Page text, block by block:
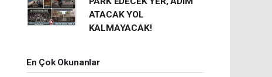
ATACAK YOL
KALMAYACAK!
En Çok Okunanlar